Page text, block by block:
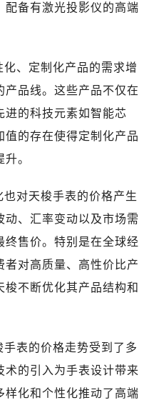
配备有激光投影仪的高端
、定制化产品的需求增
品线。这些产品不仅在
进的科技元素如智能芯
值的存在使得定制化产品
。
对天梭手表的价格产生
动、汇率变动以及市场需
终售价。特别是在全球经
对高质量、高性价比产
不断优化其产品结构和
表的价格走势受到了多
术的引入为手表设计带来
样化和个性化推动了高端